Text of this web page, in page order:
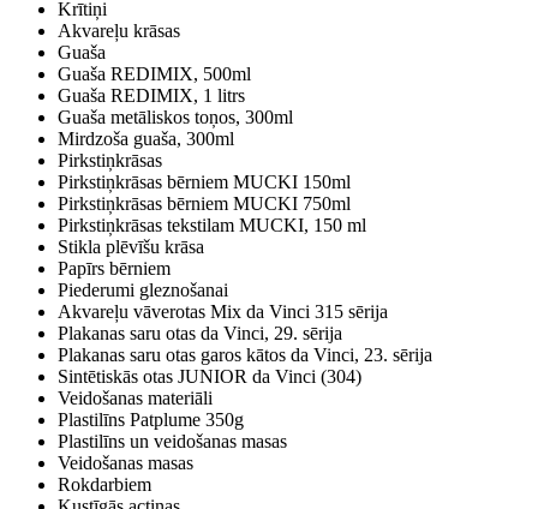
Krītiņi
Akvareļu krāsas
Guaša
Guaša REDIMIX, 500ml
Guaša REDIMIX, 1 litrs
Guaša metāliskos toņos, 300ml
Mirdzoša guaša, 300ml
Pirkstiņkrāsas
Pirkstiņkrāsas bērniem MUCKI 150ml
Pirkstiņkrāsas bērniem MUCKI 750ml
Pirkstiņkrāsas tekstilam MUCKI, 150 ml
Stikla plēvīšu krāsa
Papīrs bērniem
Piederumi gleznošanai
Akvareļu vāverotas Mix da Vinci 315 sērija
Plakanas saru otas da Vinci, 29. sērija
Plakanas saru otas garos kātos da Vinci, 23. sērija
Sintētiskās otas JUNIOR da Vinci (304)
Veidošanas materiāli
Plastilīns Patplume 350g
Plastilīns un veidošanas masas
Veidošanas masas
Rokdarbiem